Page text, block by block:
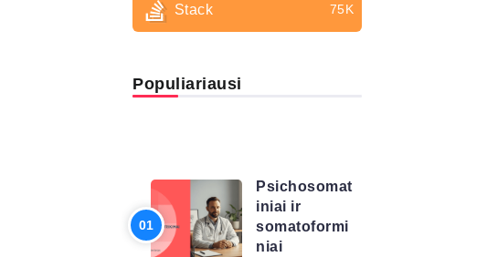
Stack 75K
Populiariausi
Psichosomat
iniai ir
somatoformi
niai